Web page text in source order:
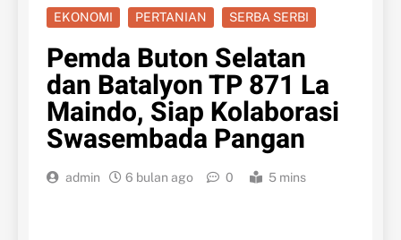
EKONOMI PERTANIAN SERBA SERBI
Pemda Buton Selatan
dan Batalyon TP 871 La
Maindo, Siap Kolaborasi
Swasembada Pangan
admin 6 bulan ago 0 5 mins